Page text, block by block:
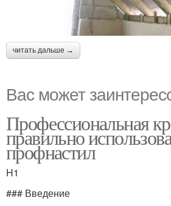
читать дальше →
Вас может
Профессиональная
правильно
профнастил
H1
### Введение